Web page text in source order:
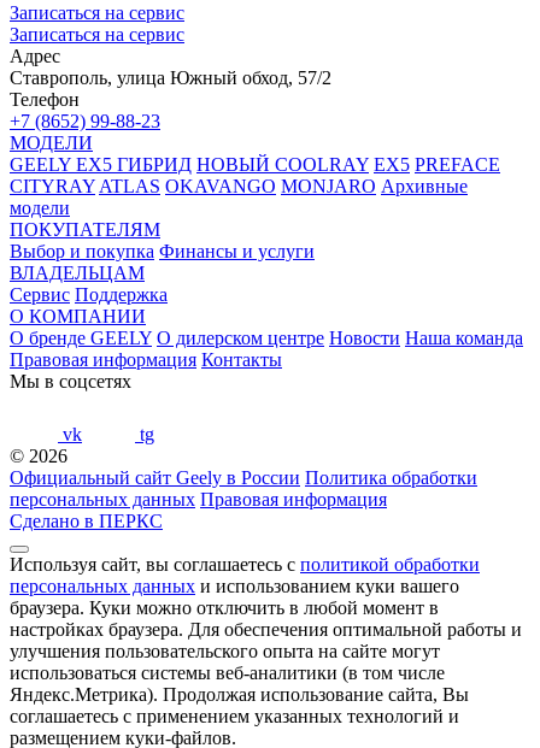
Записаться на сервис
Записаться на сервис
Адрес
Ставрополь, улица Южный обход, 57/2
Телефон
+7 (8652) 99-88-23
МОДЕЛИ
GEELY EX5 ГИБРИД НОВЫЙ COOLRAY EX5 PREFACE
CITYRAY ATLAS OKAVANGO MONJARO Архивные
модели
ПОКУПАТЕЛЯМ
Выбор и покупка Финансы и услуги
ВЛАДЕЛЬЦАМ
Сервис Поддержка
О КОМПАНИИ
О бренде GEELY О дилерском центре Новости Наша команда
Правовая информация Контакты
Мы в соцсетях
vk
tg
© 2026
Официальный сайт Geely в России Политика обработки
персональных данных Правовая информация
Сделано в ПЕРКС
Используя сайт, вы соглашаетесь с политикой обработки
персональных данных и использованием куки вашего
браузера. Куки можно отключить в любой момент в
настройках браузера. Для обеспечения оптимальной работы и
улучшения пользовательского опыта на сайте могут
использоваться системы веб-аналитики (в том числе
Яндекс.Метрика). Продолжая использование сайта, Вы
соглашаетесь с применением указанных технологий и
размещением куки-файлов.